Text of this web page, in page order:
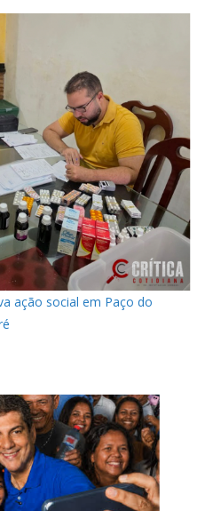
ação social em Paço do